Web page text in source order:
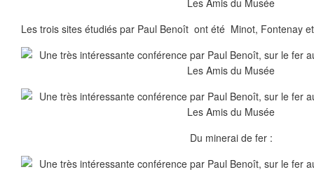
Les trois sites étudiés par Paul Benoît ont été Minot, Fontenay
Du minerai de fer :